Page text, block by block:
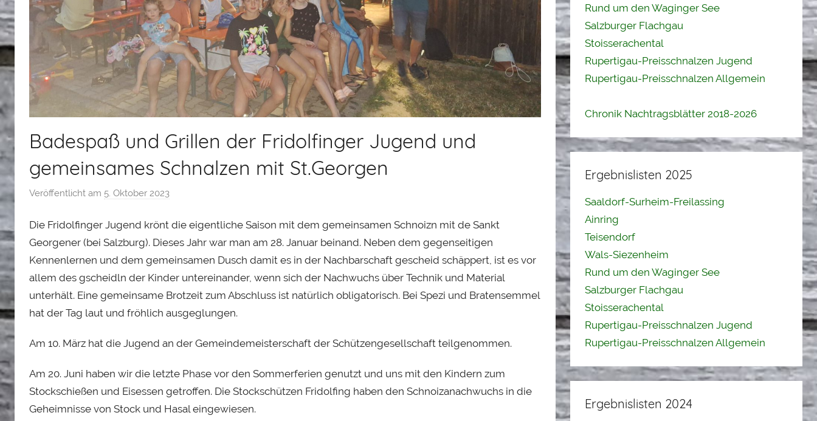
Badespaß und Grillen der Fridolfinger Jugend und
gemeinsames Schnalzen mit St.Georgen
Veröffentlicht am 5. Oktober 2023
n
A
l
S
e
r
Die Fridolfinger Jugend krönt die eigentliche Saison mit dem gemeinsamen Schnoizn mit de Sankt
Georgener (bei Salzburg). Dieses Jahr war man am 28. Januar beinand. Neben dem gegenseitigen
Kennenlernen und dem gemeinsamen Dusch damit es in der Nachbarschaft gescheid schäppert, ist es vor
allem des gscheidln der Kinder untereinander, wenn sich der Nachwuchs über Technik und Material
unterhält. Eine gemeinsame Brotzeit zum Abschluss ist natürlich obligatorisch. Bei Spezi und Bratensemmel
hat der Tag laut und fröhlich ausgeglungen.
Am 10. März hat die Jugend an der Gemeindemeisterschaft der Schützengesellschaft teilgenommen.
Am 20. Juni haben wir die letzte Phase vor den Sommerferien genutzt und uns mit den Kindern zum
Stockschießen und Eisessen getroffen. Die Stockschützen Fridolfing haben den Schnoizanachwuchs in die
Geheimnisse von Stock und Hasal eingewiesen.
Rund um den Waginger See
Salzburger Flachgau
Stoisserachental
Rupertigau-Preisschnalzen Jugend
Rupertigau-Preisschnalzen Allgemein
Chronik Nachtragsblätter 2018-2026
Ergebnislisten 2025
Saaldorf-Surheim-Freilassing
Ainring
Teisendorf
Wals-Siezenheim
Rund um den Waginger See
Salzburger Flachgau
Stoisserachental
Rupertigau-Preisschnalzen Jugend
Rupertigau-Preisschnalzen Allgemein
Ergebnislisten 2024